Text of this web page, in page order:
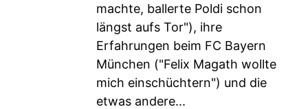
machte, ballerte Poldi schon
längst aufs Tor"), ihre
Erfahrungen beim FC Bayern
München ("Felix Magath wollte
mich einschüchtern") und die
etwas andere...